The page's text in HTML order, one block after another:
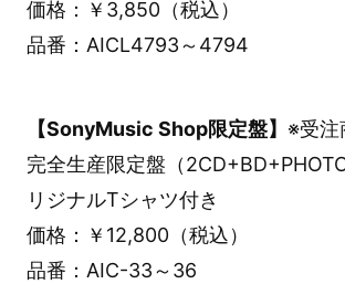
価格：￥3,850（税込）
品番：AICL4793～4794
【SonyMusic Shop限定盤】 ※受注
完全生産限定盤（
リジナルTシャツ付き
価格：￥12,800（税込）
品番：AIC-33～36